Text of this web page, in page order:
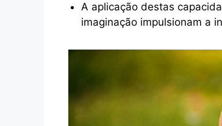
A aplicação destas
imaginação impulsionam a